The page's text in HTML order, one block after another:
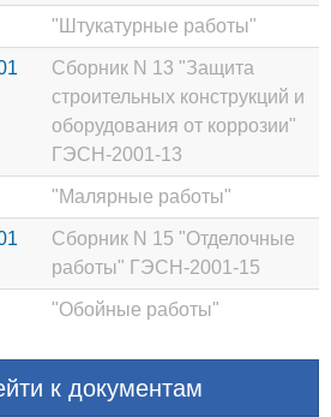
"Штукатурные работы"
Сборник N 13 "Защита
строительных конструкций и
оборудования от коррозии"
ГЭСН-2001-13
"Малярные работы"
Сборник N 15 "Отделочные
работы" ГЭСН-2001-15
"Обойные работы"
к документам